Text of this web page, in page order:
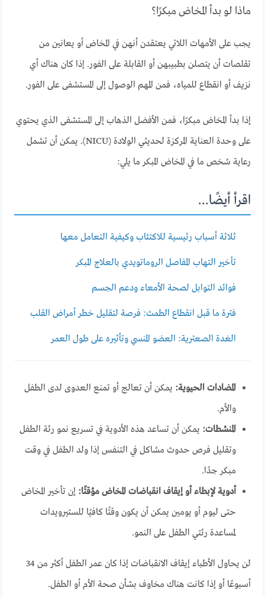
ماذا لو بدأ المخاض مبكرًا؟
يجب على الأمهات اللاتي يعتقدن أنهن في المخاض أو يعانين من
تقلصات أن يتصلن بطبيبهن أو القابلة على الفور. إذا كان هناك أي
نزيف أو انقطاع للمياه، فمن المهم الوصول إلى المستشفى على الفور.
إذا بدأ المخاض مبكرًا، فمن الأفضل الذهاب إلى المستشفى الذي يحتوي
على وحدة العناية المركزة لحديثي الولادة (NICU). يمكن أن تشمل
رعاية شخص ما في المخاض المبكر ما يلي:
اقرأ أيضًا...
ثلاثة أسباب رئيسية للاكتئاب وكيفية التعامل معها
تأخير التهاب المفاصل الروماتويدي بالعلاج المبكر
فوائد التوابل لصحة الأمعاء ودعم الجسم
فترة ما قبل انقطاع الطمث: فرصة لتقليل خطر أمراض القلب
الغدة الصعترية: العضو المنسي وتأثيره على طول العمر
المضادات الحيوية: يمكن أن تعالج أو تمنع العدوى لدى الطفل
والأم.
المنشطات: يمكن أن تساعد هذه الأدوية في تسريع نمو رئة الطفل
وتقليل فرص حدوث مشاكل في التنفس إذا ولد الطفل في وقت
مبكر جدًا.
أدوية لإبطاء أو إيقاف انقباضات المخاض مؤقتًا: إن تأخير المخاض
حتى ليوم أو يومين يمكن أن يكون وقتًا كافيًا للستيرويدات
لمساعدة رئتي الطفل على النمو.
لن يحاول الأطباء إيقاف الانقباضات إذا كان عمر الطفل أكثر من 34
أسبوعًا أو إذا كانت هناك مخاوف بشأن صحة الأم أو الطفل.